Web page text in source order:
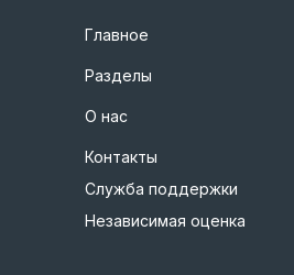
Главное
Разделы
О нас
Контакты
Служба поддержки
Независимая оценка